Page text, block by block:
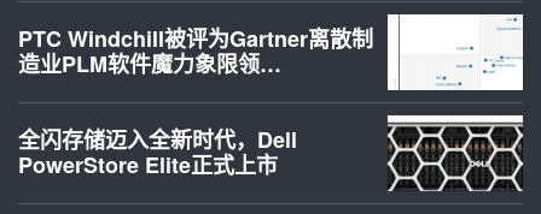
PTC Windchill被评为Gartner离散制
造业PLM软件魔力象限领…
全闪存储迈入全新时代，Dell
PowerStore Elite正式上市